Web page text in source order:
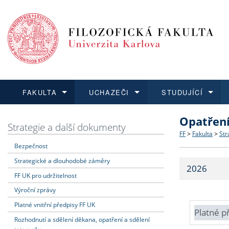
FAKULTA
Dozvědět se více
Struktura
Strategie
Fakultní
UCHAZEČI
Podat přihlášku
Co
Učitelské
STUDUJÍCÍ
Dozvědět se více
Dozvědět se více
O vědě a
Dozvědět se více
Aktuální
Strategie a další dokumenty
Bezpečnost
Strategické a dlouhodobé záměry
FF UK pro udržitelnost
Výroční zprávy
Platné vnitřní předpisy FF UK
Rozhodnutí a sdělení děkana, opatření a sdělení
FF > Fakulta >
2026
Platné